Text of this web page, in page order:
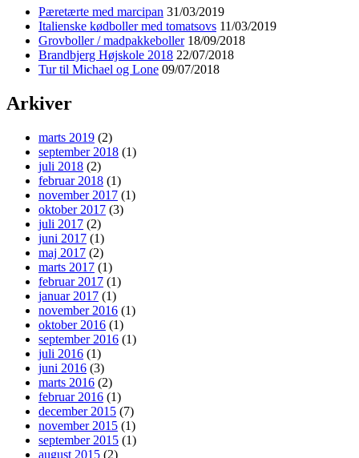
Pæretærte med marcipan 31/03/2019
Italienske kødboller med tomatsovs 11/03/2019
Grovboller / madpakkeboller 18/09/2018
Brandbjerg Højskole 2018 22/07/2018
Tur til Michael og Lone 09/07/2018
Arkiver
marts 2019 (2)
september 2018 (1)
juli 2018 (2)
februar 2018 (1)
november 2017 (1)
oktober 2017 (3)
juli 2017 (2)
juni 2017 (1)
maj 2017 (2)
marts 2017 (1)
februar 2017 (1)
januar 2017 (1)
november 2016 (1)
oktober 2016 (1)
september 2016 (1)
juli 2016 (1)
juni 2016 (3)
marts 2016 (2)
februar 2016 (1)
december 2015 (7)
november 2015 (1)
september 2015 (1)
august 2015 (2)